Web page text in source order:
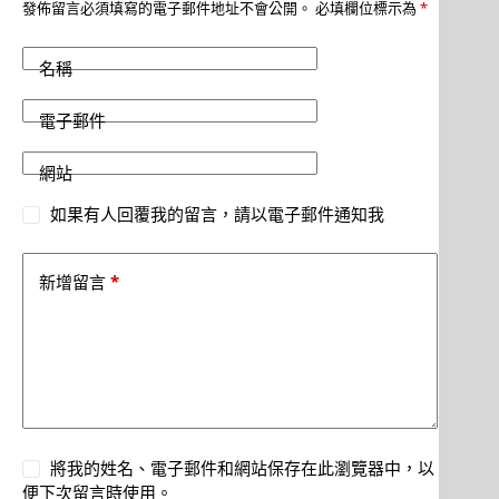
發佈留言必須填寫的電子郵件地址不會公開。 必填欄位標示為 *
名稱
電子郵件
網站
如果有人回覆我的留言，請以電子郵件通知我
新增留言 *
將我的姓名、電子郵件和網站保存在此瀏覽器中，以
便下次留言時使用。